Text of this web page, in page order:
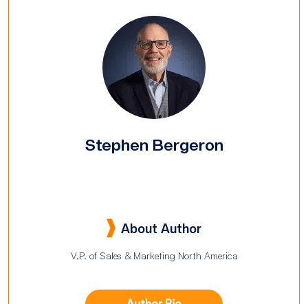
Stephen Bergeron
About Author
V.P. of Sales & Marketing North America